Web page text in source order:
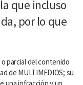
que incluso
por lo que
parcial del contenido
de MULTIMEDIOS; su